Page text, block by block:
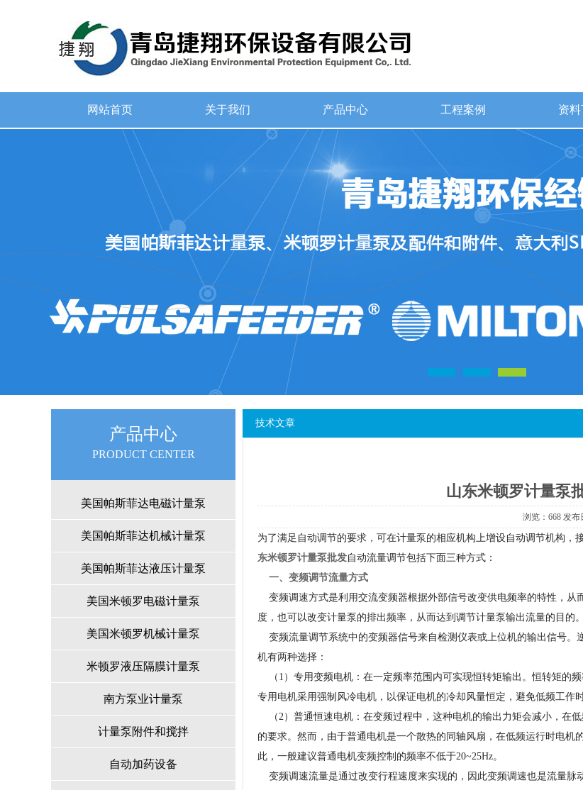
网站首页 关于我们 产品中心 工程案例 资
产品中心
PRODUCTCENTER
美国帕斯菲达电磁计量泵
美国帕斯菲达机械计量泵
美国帕斯菲达液压计量泵
美国米顿罗电磁计量泵
美国米顿罗机械计量泵
米顿罗液压隔膜计量泵
南方泵业计量泵
计量泵附件和搅拌
自动加药设备
技术文章
山东米顿罗计量泵
浏览：668发布
为了满足自动调节的要求，可在计量泵的相应机构上增设自动调节机构，
东米顿罗计量泵批发自动流量调节包括下面三种方式：
一、变频调节流量方式
变频调速方式是利用交流变频器根据外部信号改变供电频率的特性，从
度，也可以改变计量泵的排出频率，从而达到调节计量泵输出流量的目的。
变频流量调节系统中的变频器信号来自检测仪表或上位机的输出信号。
机有两种选择：
（1）专用变频电机：在一定频率范围内可实现恒转矩输出。恒转矩的
专用电机采用强制风冷电机，以保证电机的冷却风量恒定，避免低频工作
（2）普通恒速电机：在变频过程中，这种电机的输出力矩会减小，在
的要求。然而，由于普通电机是一个散热的同轴风扇，在低频运行时电
此，一般建议普通电机变频控制的频率不低于20~25Hz。
变频调速流量是通过改变行程速度来实现的，因此变频调速也是流量脉